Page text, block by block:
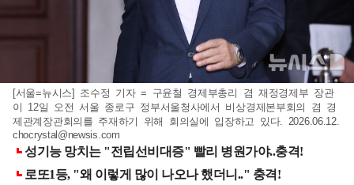
[서울=뉴시스] 조수정 기자 = 구윤철 경제부총리 겸 재정경제부 장관
이 12일 오전 서울 종로구 정부서울청사에서 비상경제본부회의 겸 경
제관계장관회의를 주재하기 위해 회의실에 입장하고 있다. 2026.06.12.
chocrystal@newsis.com